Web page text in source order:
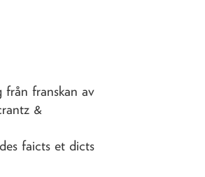
från franskan av
&
faicts et dicts